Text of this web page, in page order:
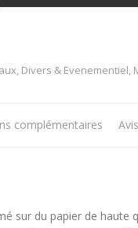
, Divers & Evenementiel,
complémentaires
sur du papier de